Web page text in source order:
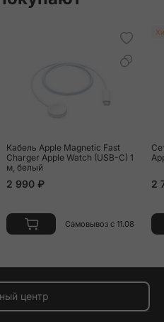
Кабель Apple Magnetic Fast
Charger Apple Watch (USB-C) 1
м, белый
2 990 ₽
Самовывоз с 11.08
2
центр